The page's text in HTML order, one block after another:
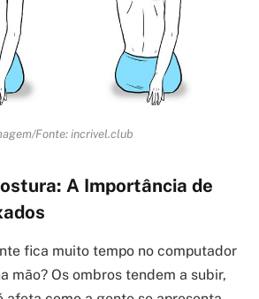
Fonte: incrivel.club
A Importância de
fica muito tempo no computador
mão? Os ombros tendem a subir,